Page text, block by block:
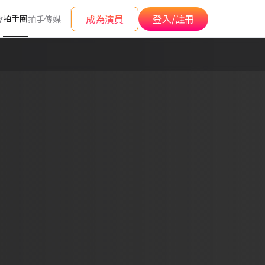
拍手圈拍手傳媒 成為演員 登入/註冊